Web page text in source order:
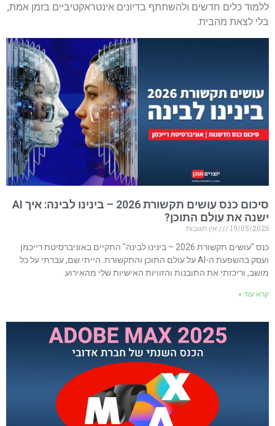
ללמוד כלים חדשים ולהשתתף בדיונים אינטראקטיביים בזמן אמת,
בלי לצאת מהבית.
סיכום כנס עושים תקשורת 2026 – בינינו לבינה: איך AI
ישנה את עולם התוכן?
19/05/2026
אין תגובות
כנס "עושים תקשורת 2026 – בינינו לבינה" התקיים באוניברסיטת רייכמן
ועסק בהשפעת ה-AI על עולם התוכן והתקשורת. הייתי שם, עברתי על כל
מושב, וריכזתי את התובנות והזוויות האישיות שלי מהאירוע.
קרא עוד »